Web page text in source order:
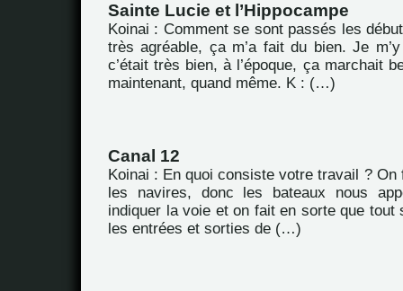
Sainte Lucie et l’Hippocampe
Koinai : Comment se sont passés les
très agréable, ça m’a fait du bien. Je
c’était très bien, à l’époque, ça marchait
maintenant, quand même. K : (…)
Canal 12
Koinai : En quoi consiste votre travail ?
les navires, donc les bateaux nous
indiquer la voie et on fait en sorte que tout
les entrées et sorties de (…)